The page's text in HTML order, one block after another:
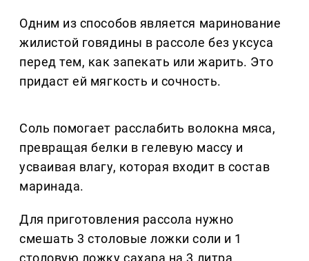
Одним из способов является маринование
жилистой говядины в рассоле без уксуса
перед тем, как запекать или жарить. Это
придаст ей мягкость и сочность.
Соль помогает расслабить волокна мяса,
превращая белки в гелевую массу и
усваивая влагу, которая входит в состав
маринада.
Для приготовления рассола нужно
смешать 3 столовые ложки соли и 1
столовую ложку сахара на 3 литра